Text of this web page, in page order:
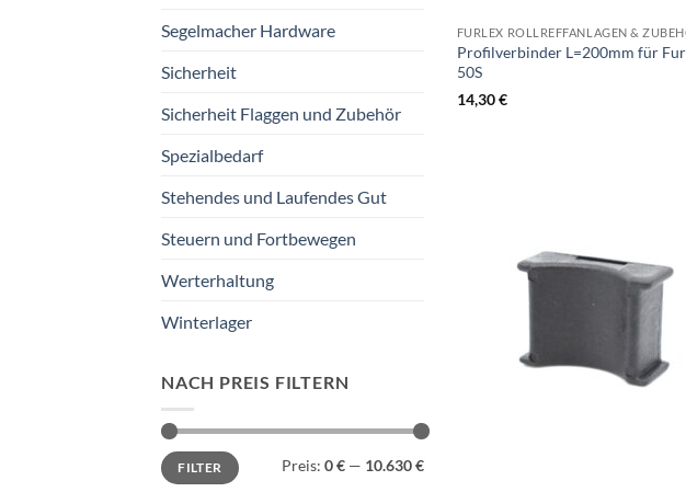
Segelmacher Hardware
Sicherheit
Sicherheit Flaggen und Zubehör
Spezialbedarf
Stehendes und Laufendes Gut
Steuern und Fortbewegen
Werterhaltung
Winterlager
NACH PREIS FILTERN
Min.
Preis
Max.
PreisFILTER Preis: 0 € — 10.630 €
FURLEX ROLLREFFANLAGEN &
Profilverbinder L=200mm für
50S
14,30€